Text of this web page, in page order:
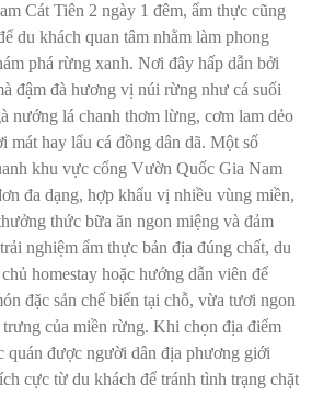
Cát Tiên 2 ngày 1 đêm, ẩm thực cũng
du khách quan tâm nhằm làm phong
phá rừng xanh. Nơi đây hấp dẫn bởi
đậm đà hương vị núi rừng như cá suối
nướng lá chanh thơm lừng, cơm lam dẻo
mát hay lẩu cá đồng dân dã. Một số
khu vực cổng Vườn Quốc Gia Nam
đa dạng, hợp khẩu vị nhiều vùng miền,
thức bữa ăn ngon miệng và đảm
nghiệm ẩm thực bản địa đúng chất, du
homestay hoặc hướng dẫn viên để
đặc sản chế biến tại chỗ, vừa tươi ngon
của miền rừng. Khi chọn địa điểm
quán được người dân địa phương giới
cực từ du khách để tránh tình trạng chặt